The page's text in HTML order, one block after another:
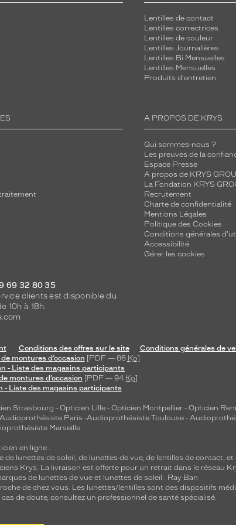
Lentilles de contact
Lentilles correctrices
Lentilles de couleur
Lentilles Journalières
Lentilles Bi Mensuelles
Lentilles Mensuelles
Produits d'entretien
A PROPOS DE KRYS
Qui sommes-nous ?
Les preuves de la
Espace Presse
A propos de KRYS
La Fondation KRYS
Recrutement
Charte de confidentialité
Mentions Légales
Politique des Cookies
Conditions générales
Accessibilité
Gérer les cookies
69 32 80 35
clients est disponible du
10h à 18h.
Conditions des offres sur le site
Conditions générales de
montures d’occasion [PDF — 86 Ko]
- Liste des magasins participants
montures d’occasion [PDF — 94 Ko]
- Liste des magasins participants
Strasbourg - Opticien Lille - Opticien Montpellier - Opticien
Audioprothésiste Paris -Audioprothésiste Toulouse -
Marseille
en ligne :
de lunettes de soleil, de lunettes de vue, de lentilles de contact, et
Krys. La livraison est offerte pour un retrait dans le réseau
de lunettes de vue et lunettes de soleil : Ray Ban
de chez vous. Les lunettes/lentilles sont des dispositifs
de doute, consultez un professionnel de santé spécialisé.